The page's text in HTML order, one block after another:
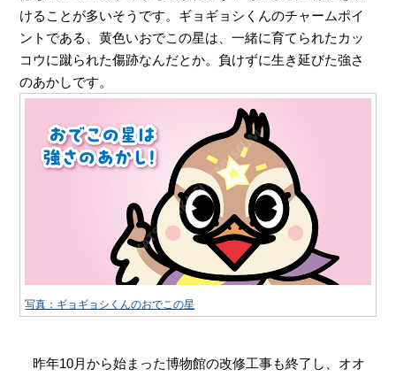
けることが多いそうです。ギョギョシくんのチャームポイ
ントである、黄色いおでこの星は、一緒に育てられたカッ
コウに蹴られた傷跡なんだとか。負けずに生き延びた強さ
のあかしです。
写真：ギョギョシくんのおでこの星
昨年10月から始まった博物館の改修工事も終了し、オオ